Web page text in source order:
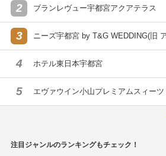
2 ブランレヴュー宇都宮アクアテラス
3
ニーズ宇都宮 by T&G WEDDING(旧
4 ホテル東日本宇都宮
5 エヴァウイン小山プレミアムスィーツ
注目ジャンルのランキングもチェック！